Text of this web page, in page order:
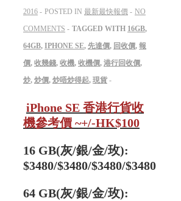
2016
POSTED IN 最新最快報價
NO
COMMENTS
TAGGED WITH 16GB,
64GB, IPHONE SE, 先達價, 回收價, 報
價, 收幾錢, 收機, 收機價, 港行回收價,
炒, 炒價, 炒唔炒得起, 現貨
iPhone SE 香港行貨收
機參考價 ~+/-HK$100
16 GB(灰/銀/金/玫):
$3480/$3480/$3480/$3480
64 GB(灰/銀/金/玫):